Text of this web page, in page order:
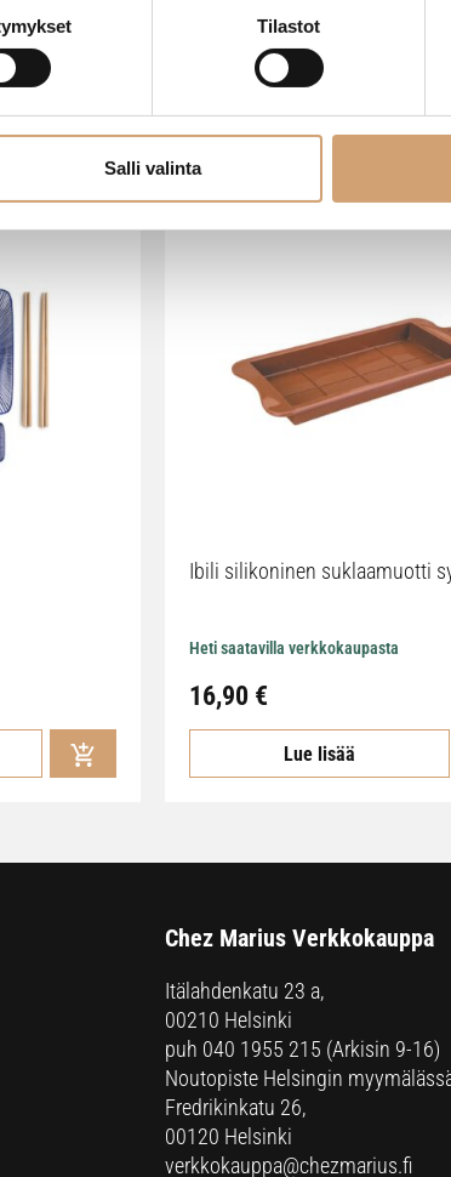
Tilastot
Salli valinta
Ibili silikoninen suklaamuotti
Heti saatavilla verkkokaupasta
16,90 €
Lue lisää
Chez Marius Verkkokauppa
Itälahdenkatu 23 a,
00210 Helsinki
puh 040 1955 215 (Arkisin 9-16)
Noutopiste Helsingin
Fredrikinkatu 26,
00120 Helsinki
verkkokauppa@chezmarius.fi